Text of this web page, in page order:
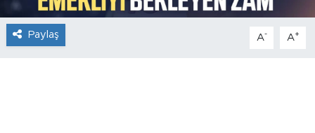
Paylaş A- A+